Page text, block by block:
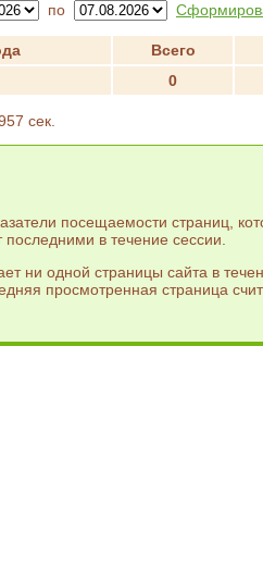
по
Всего
0
сек.
посещаемости страниц,
в течение сессии.
ни одной страницы сайта в
просмотренная страница